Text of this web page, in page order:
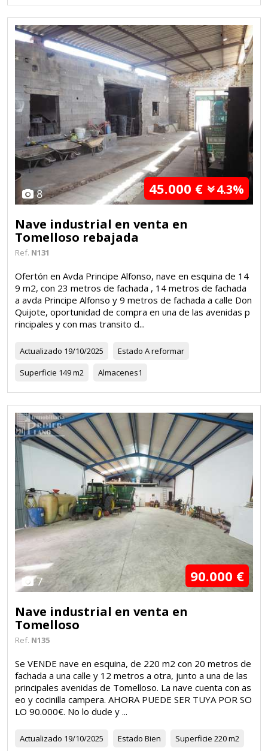
8 45.000 € 4.3%
Nave industrial en venta en
Tomelloso rebajada
Ref. N131
Ofertón en Avda Principe Alfonso, nave en esquina de 14
9 m2, con 23 metros de fachada , 14 metros de fachada
a avda Principe Alfonso y 9 metros de fachada a calle Don
Quijote, oportunidad de compra en una de las avenidas p
rincipales y con mas transito d...
Actualizado 19/10/2025 Estado A reformar
Superficie 149 m2 Almacenes1
7 90.000 €
Nave industrial en venta en
Tomelloso
Ref. N135
Se VENDE nave en esquina, de 220 m2 con 20 metros de
fachada a una calle y 12 metros a otra, junto a una de las
principales avenidas de Tomelloso. La nave cuenta con as
eo y cocinilla campera. AHORA PUEDE SER TUYA POR SO
LO 90.000€. No lo dude y ...
Actualizado 19/10/2025 Estado Bien Superficie 220 m2